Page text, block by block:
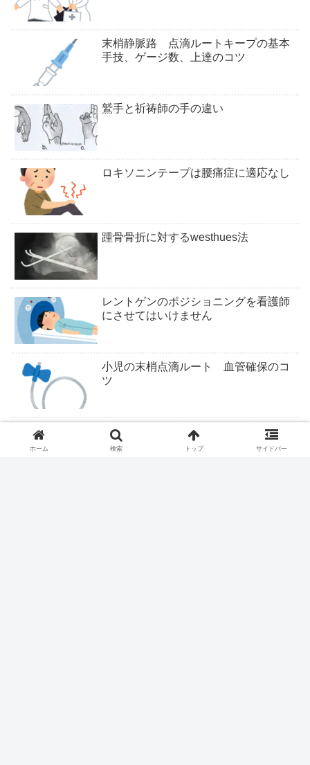
末梢静脈路 点滴ルートキープの基本
手技、ゲージ数、上達のコツ
鷲手と祈祷師の手の違い
ロキソニンテープは腰痛症に適応なし
踵骨骨折に対するwesthues法
レントゲンのポジショニングを看護師
にさせてはいけません
小児の末梢点滴ルート 血管確保のコ
ツ
ついにくるか医学部定員削減
ホーム 検索 トップ サイドバー